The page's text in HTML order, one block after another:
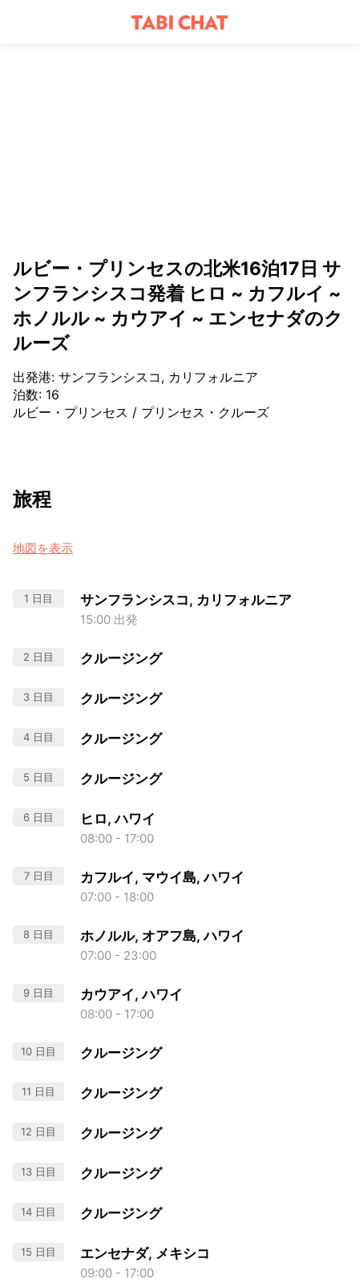
ルビー・プリンセスの北米16泊17日 サ
ンフランシスコ発着 ヒロ ~ カフルイ ~
ホノルル ~ カウアイ ~ エンセナダのク
ルーズ
出発港: サンフランシスコ, カリフォルニア
泊数: 16
ルビー・プリンセス / プリンセス・クルーズ
旅程
地図を表示
1 日目 サンフランシスコ, カリフォルニア
15:00 出発
2 日目 クルージング
3 日目 クルージング
4 日目 クルージング
5 日目 クルージング
6 日目 ヒロ, ハワイ
08:00 - 17:00
7 日目 カフルイ, マウイ島, ハワイ
07:00 - 18:00
8 日目 ホノルル, オアフ島, ハワイ
07:00 - 23:00
9 日目 カウアイ, ハワイ
08:00 - 17:00
10 日目 クルージング
11 日目 クルージング
12 日目 クルージング
13 日目 クルージング
14 日目 クルージング
15 日目 エンセナダ, メキシコ
09:00 - 17:00